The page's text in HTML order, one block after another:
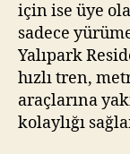
için ise üye
sadece
Yalıpark
hızlı tren,
araçlarına
kolaylığı